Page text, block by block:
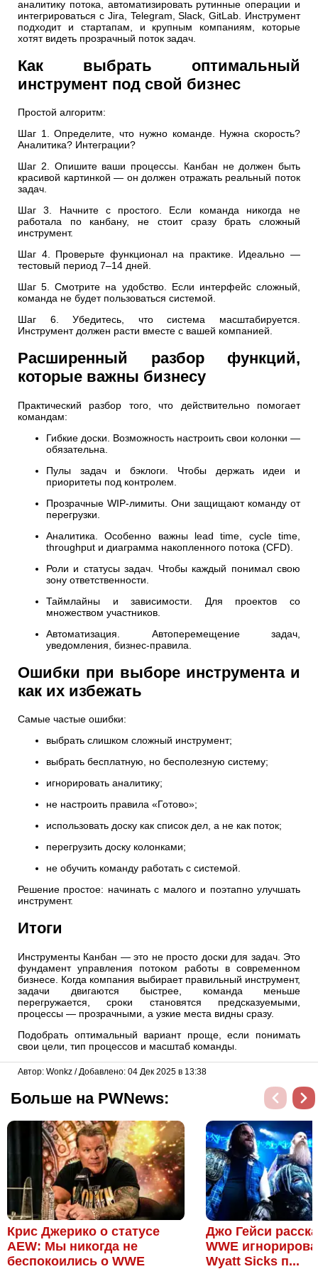
аналитику потока, автоматизировать рутинные операции и
интегрироваться с Jira, Telegram, Slack, GitLab. Инструмент
подходит и стартапам, и крупным компаниям, которые
хотят видеть прозрачный поток задач.
Как выбрать оптимальный
инструмент под свой бизнес
Простой алгоритм:
Шаг 1. Определите, что нужно команде. Нужна скорость?
Аналитика? Интеграции?
Шаг 2. Опишите ваши процессы. Канбан не должен быть
красивой картинкой — он должен отражать реальный поток
задач.
Шаг 3. Начните с простого. Если команда никогда не
работала по канбану, не стоит сразу брать сложный
инструмент.
Шаг 4. Проверьте функционал на практике. Идеально —
тестовый период 7–14 дней.
Шаг 5. Смотрите на удобство. Если интерфейс сложный,
команда не будет пользоваться системой.
Шаг 6. Убедитесь, что система масштабируется.
Инструмент должен расти вместе с вашей компанией.
Расширенный разбор функций,
которые важны бизнесу
Практический разбор того, что действительно помогает
командам:
Гибкие доски. Возможность настроить свои колонки —
обязательна.
Пулы задач и бэклоги. Чтобы держать идеи и
приоритеты под контролем.
Прозрачные WIP-лимиты. Они защищают команду от
перегрузки.
Аналитика. Особенно важны lead time, cycle time,
throughput и диаграмма накопленного потока (CFD).
Роли и статусы задач. Чтобы каждый понимал свою
зону ответственности.
Таймлайны и зависимости. Для проектов со
множеством участников.
Автоматизация. Автоперемещение задач,
уведомления, бизнес-правила.
Ошибки при выборе инструмента и
как их избежать
Самые частые ошибки:
выбрать слишком сложный инструмент;
выбрать бесплатную, но бесполезную систему;
игнорировать аналитику;
не настроить правила «Готово»;
использовать доску как список дел, а не как поток;
перегрузить доску колонками;
не обучить команду работать с системой.
Решение простое: начинать с малого и поэтапно улучшать
инструмент.
Итоги
Инструменты Канбан — это не просто доски для задач. Это
фундамент управления потоком работы в современном
бизнесе. Когда компания выбирает правильный инструмент,
задачи двигаются быстрее, команда меньше
перегружается, сроки становятся предсказуемыми,
процессы — прозрачными, а узкие места видны сразу.
Подобрать оптимальный вариант проще, если понимать
свои цели, тип процессов и масштаб команды.
Автор: Wonkz / Добавлено: 04 Дек 2025 в 13:38
Больше на PWNews:
Крис Джерико о статусе
AEW: Мы никогда не
беспокоились о WWE
Джо Гейси
WWE
Wyatt Sicks п...